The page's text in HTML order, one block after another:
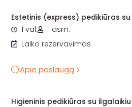
Estetinis (express) pedikiūras
1 val.
1 asm.
Laiko rezervavimas
Apie paslaugą
Higieninis pedikiūras su